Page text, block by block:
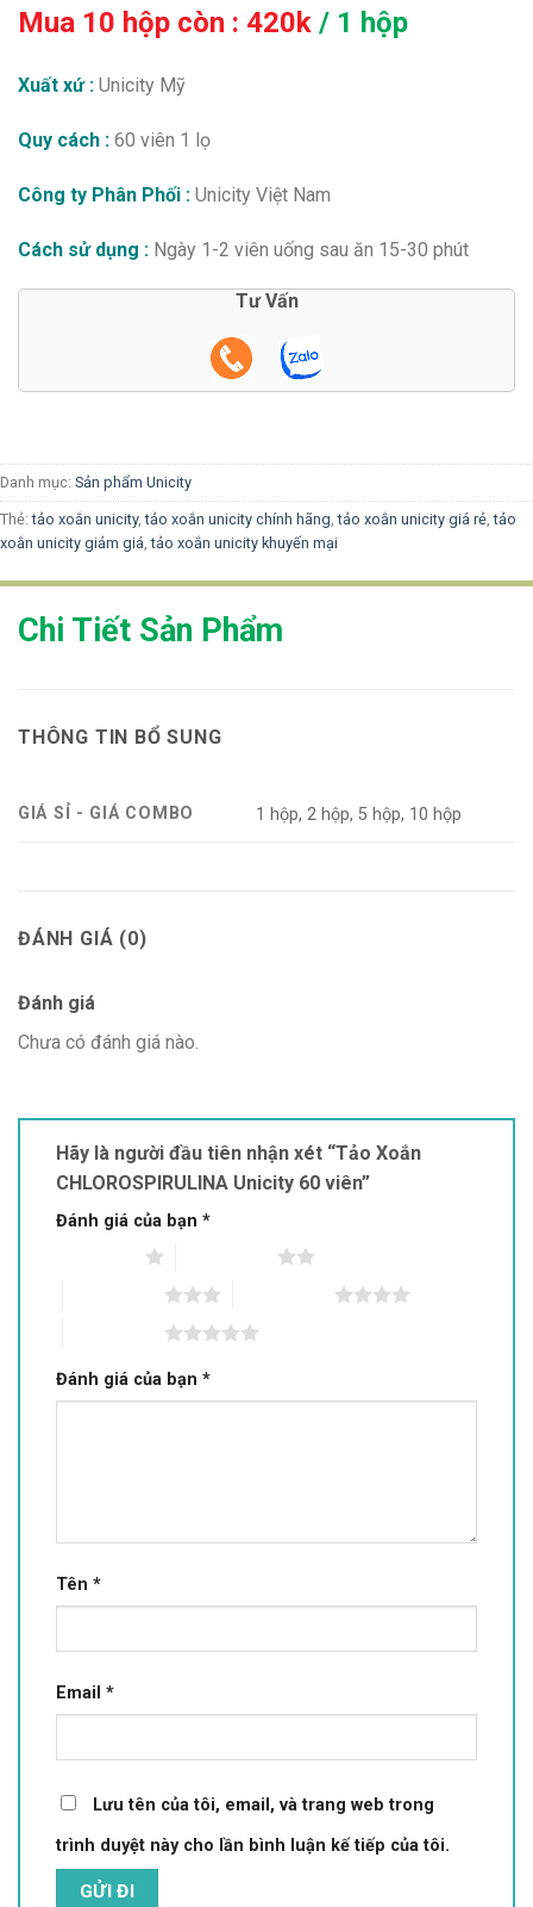
Mua 10 hộp còn : 420k / 1 hộp
Xuất xứ : Unicity Mỹ
Quy cách : 60 viên 1 lọ
Công ty Phân Phối : Unicity Việt Nam
Cách sử dụng : Ngày 1-2 viên uống sau ăn 15-30 phút
Tư Vấn
Danh mục: Sản phẩm Unicity
Thẻ:tảo xoắn unicity,tảo xoắn unicity chính hãng,tảo xoắn unicity giá rẻ,tảo
xoắn unicity giảm giá,tảo xoắn unicity khuyến mại
Chi Tiết Sản Phẩm
THÔNG TIN BỔ SUNG
GIÁ SỈ - GIÁ COMBO 1 hộp, 2 hộp, 5 hộp, 10 hộp
ĐÁNH GIÁ (0)
Đánh giá
Chưa có đánh giá nào.
Hãy là người đầu tiên nhận xét “Tảo Xoắn
CHLOROSPIRULINA Unicity 60 viên”
Đánh giá của bạn *
Đánh giá của bạn *
Tên *
Email *
Lưu tên của tôi, email, và trang web trong
trình duyệt này cho lần bình luận kế tiếp của tôi.